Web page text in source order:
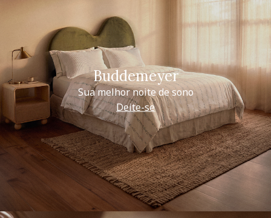
Buddemeyer
Sua melhor noite de sono
Deite-se